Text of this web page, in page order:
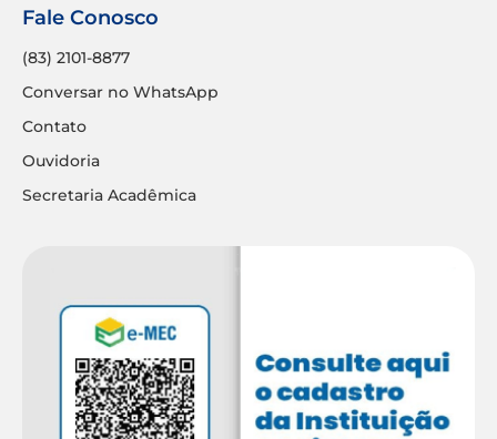
Fale Conosco
(83) 2101-8877
Conversar no WhatsApp
Contato
Ouvidoria
Secretaria Acadêmica